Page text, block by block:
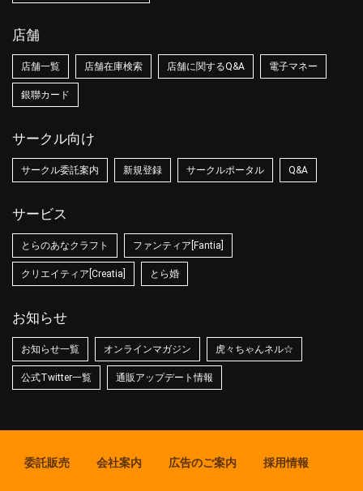
店舗
店舗一覧 店舗在庫検索 店舗に関するQ&A 電子マネー
銀聯カード
サークル向け
サークル委託案内 新規登録 サークルポータル Q&A
サービス
とらのあなクラフト ファンティア[Fantia]
クリエイティア[Creatia] とら婚
お知らせ
お知らせ一覧 オンラインマガジン 虎々ちゃんネル☆
公式Twitter一覧 通販アップデート情報
委託販売 会社案内 広告のご案内 採用情報